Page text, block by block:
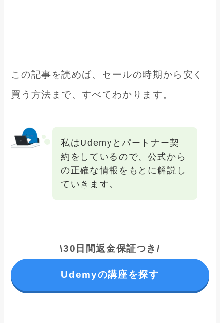
この記事を読めば、セールの時期から安く
買う方法まで、すべてわかります。
私はUdemyとパートナー契
約をしているので、公式から
の正確な情報をもとに解説し
ていきます。
\30日間返金保証つき/
Udemyの講座を探す